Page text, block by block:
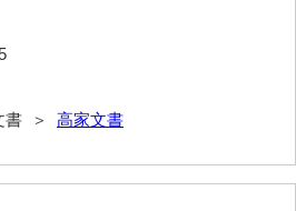
書 ＞ 高家文書